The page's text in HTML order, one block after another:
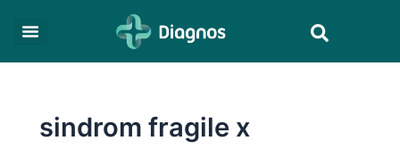
sindrom fragile x